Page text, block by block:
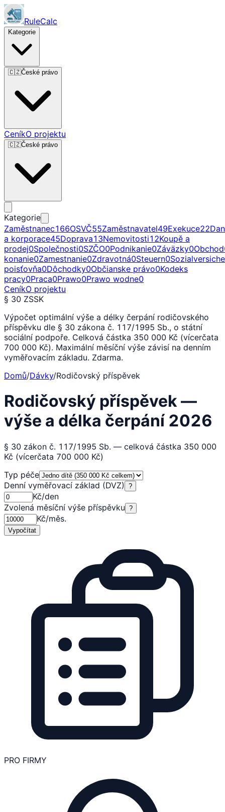
RuleCalc
Kategorie
🇨🇿České právo
CeníkO projektu
🇨🇿České právo
Kategorie
Zaměstnanec166OSVČ55Zaměstnavatel49Exekuce22
a korporace45Doprava13Nemovitosti12Koupě a
prodej0Společnosti0SZČO0Podnikanie0Záväzky0Obchod
konanie0Zamestnanie0Zdravotná0Steuern0
poisťovňa0Dôchodky0Občianske právo0Kodeks
pracy0Praca0Prawo0Prawo wodne0
CeníkO projektu
§ 30 ZSSK
Výpočet optimální výše a délky čerpání rodičovského
příspěvku dle § 30 zákona č. 117/1995 Sb., o státní
sociální podpoře. Celková částka 350 000 Kč (vícerčata
700 000 Kč). Maximální měsíční výše závisí na denním
vyměřovacím základu. Zdarma.
Domů/Dávky/Rodičovský příspěvek
Rodičovský příspěvek —
výše a délka čerpání 2026
§ 30 zákon č. 117/1995 Sb. — celková částka 350 000
Kč (vícerčata 700 000 Kč)
Typ péče
Denní vyměřovací základ (DVZ)
?
Kč/den
Zvolená měsíční výše příspěvku ?
Kč/měs.
Vypočítat
PRO FIRMY